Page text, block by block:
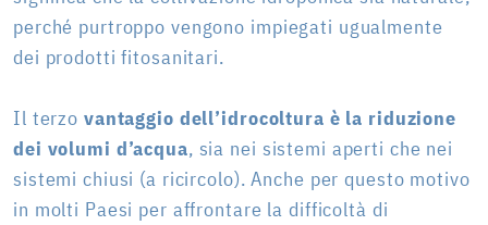
perché purtroppo vengono impiegati ugualmente
dei prodotti fitosanitari.
Il terzo vantaggio dell’idrocoltura è la riduzione
dei volumi d’acqua, sia nei sistemi aperti che nei
sistemi chiusi (a ricircolo). Anche per questo motivo
in molti Paesi per affrontare la difficoltà di